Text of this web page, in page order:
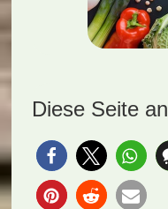
Diese Seite